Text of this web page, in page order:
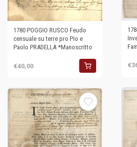
1780 POGGIO RUSCO Feudo
censuale su terre pro Pio e
Paolo PRADELLA *Manoscritto
€40,00